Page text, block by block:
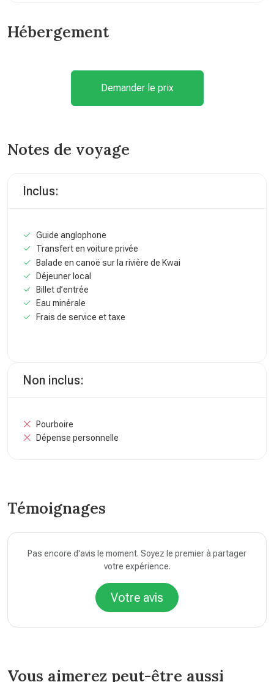
Hébergement
Demander le prix
Notes de voyage
Inclus:
Guide anglophone
Transfert en voiture privée
Balade en canoë sur la rivière de Kwai
Déjeuner local
Billet d’entrée
Eau minérale
Frais de service et taxe
Non inclus:
Pourboire
Dépense personnelle
Témoignages
Pas encore d'avis le moment. Soyez le premier à partager
votre expérience.
Votre avis
Vous aimerez peut-être aussi